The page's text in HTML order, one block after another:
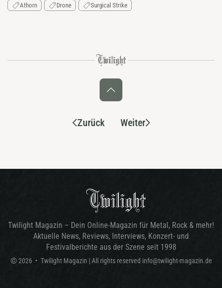
Athorn Drone Surgical Strike
Zurück Weiter
Twilight Magazin – Dein Online-Magazin für Metal, Rock & mehr!
Aktuelle News, Reviews, Interviews, Konzert- und
Festivalberichte aus der Szene seit 1998
© 2026 • Twilight Magazin | All rights reserved info@twilight-magazin.de